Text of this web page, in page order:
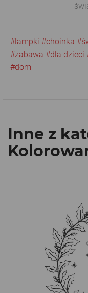
#lampki #choinka
#zabawa #dla dzieci
#dom
Inne z